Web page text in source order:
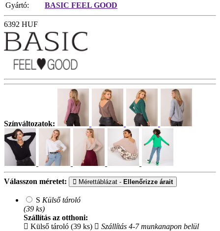
Gyártó:
BASIC FEEL GOOD
6392 HUF
Színváltozatok:
Válasszon méretet: Mérettáblázat - Ellenőrizze árait
S Külső tároló
(39 ks)
Szállítás az otthoni:
Külső tároló (39 ks)
Szállítás 4-7 munkanapon belül